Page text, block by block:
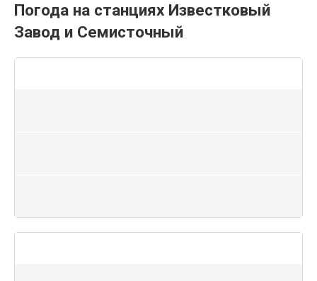
Погода на станциях Известковый
Завод и Семисточный